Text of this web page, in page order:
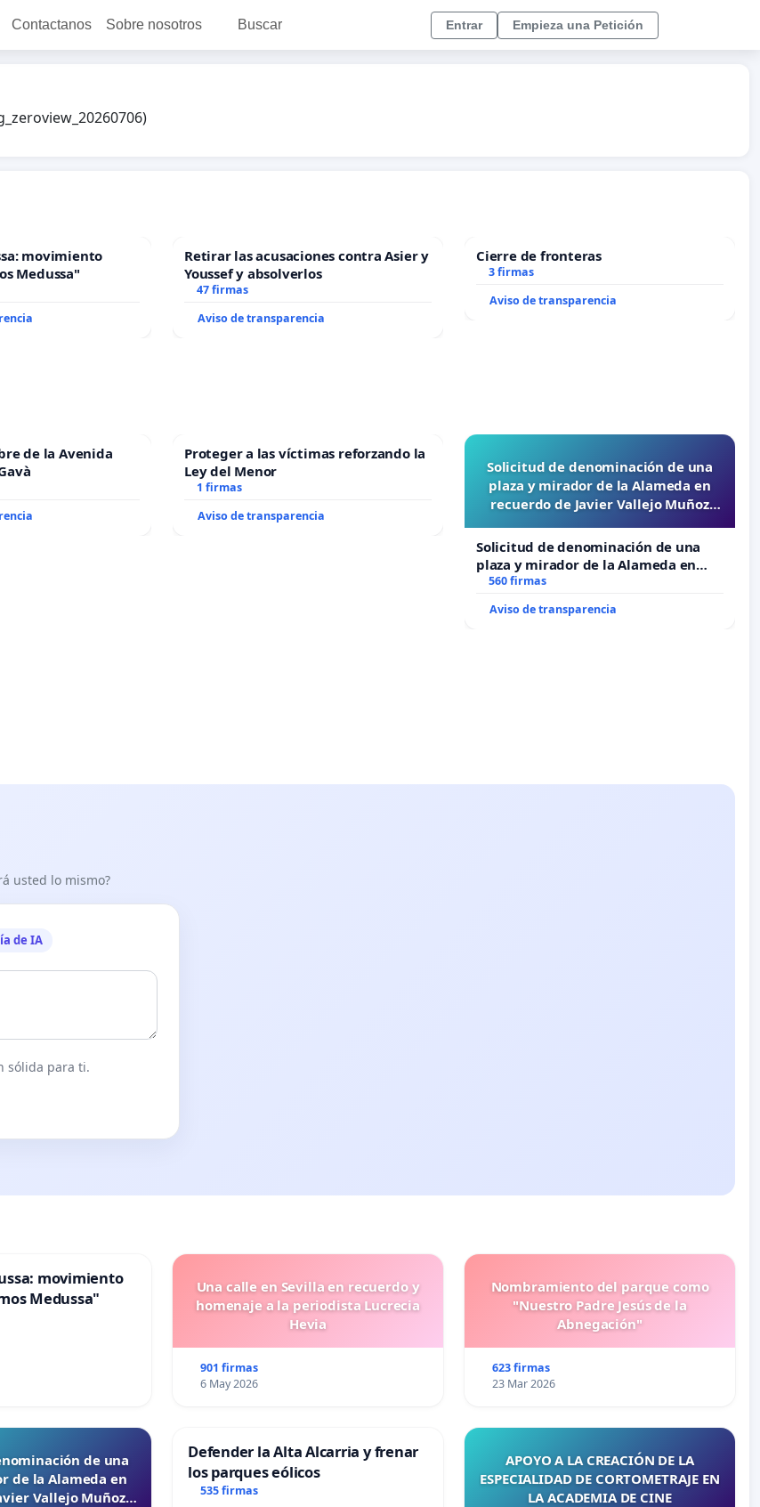
Contactanos Sobre nosotros Buscar Entrar Empieza una Petición
movimiento
Medussa"
Retirar las acusaciones contra Asier y
Youssef y absolverlos
47 firmas
Aviso de transparencia
Cierre de fronteras
3 firmas
Aviso de transparencia
de la Avenida
Proteger a las víctimas reforzando la
Ley del Menor
1 firmas
Aviso de transparencia
Solicitud de denominación de una
plaza y mirador de la Alameda en
recuerdo de Javier Vallejo Muñoz
Solicitud de denominación de una
plaza y mirador de la Alameda en
recuerdo de Javier Vallejo Muñoz
“Mazinger”
560 firmas
Aviso de transparencia
usted lo mismo?
de IA
sólida para ti.
movimiento
Medussa"
Una calle en Sevilla en recuerdo y
homenaje a la periodista Lucrecia
Hevia
901 firmas
6 May 2026
Nombramiento del parque como
"Nuestro Padre Jesús de la
Abnegación"
623 firmas
23 Mar 2026
de una
de la Alameda en
Vallejo Muñoz
Defender la Alta Alcarria y frenar
los parques eólicos
535 firmas
APOYO A LA CREACIÓN DE LA
ESPECIALIDAD DE CORTOMETRAJE EN
LA ACADEMIA DE CINE